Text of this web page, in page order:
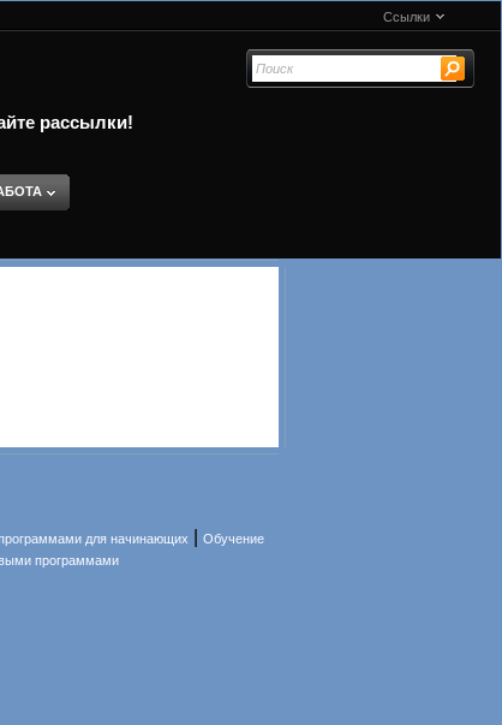
Ссылки
рассылки!
для начинающих
Обучение
программами